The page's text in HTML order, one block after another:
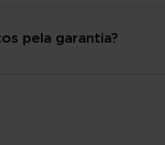
pela garantia?